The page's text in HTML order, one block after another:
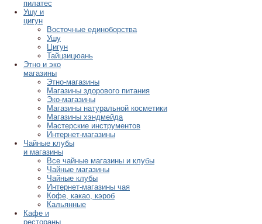
пилатес
Ушу и
цигун
Восточные единоборства
Ушу
Цигун
Тайцзицюань
Этно и эко
магазины
Этно-магазины
Магазины здорового питания
Эко-магазины
Магазины натуральной косметики
Магазины хэндмейда
Мастерские инструментов
Интернет-магазины
Чайные клубы
и магазины
Все чайные магазины и клубы
Чайные магазины
Чайные клубы
Интернет-магазины чая
Кофе, какао, кэроб
Кальянные
Кафе и
рестораны